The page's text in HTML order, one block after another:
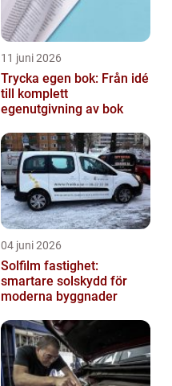
11 juni 2026
Trycka egen bok: Från idé
till komplett
egenutgivning av bok
04 juni 2026
Solfilm fastighet:
smartare solskydd för
moderna byggnader